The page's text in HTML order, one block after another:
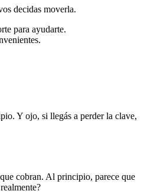
decidas moverla.
para ayudarte.
Y ojo, si llegás a perder la clave,
cobran. Al principio, parece que